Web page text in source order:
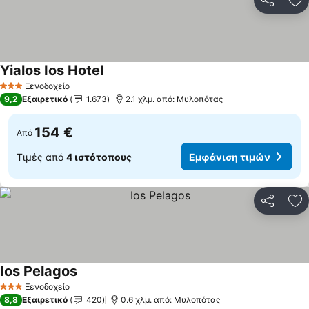
3 ΑστέριαΞενοδοχείο
Yialos Ios HotelΕμφάνιση τιμών
9,2 Εξαιρετικό 1.673 2.1 χλμ. από: Μυλοπότας
Από 154 €
Τιμές από 4 ιστότοπους Εμφάνιση τιμών
3 ΑστέριαΞενοδοχείο
Ios PelagosΕμφάνιση τιμών
8,8 Εξαιρετικό 420 0.6 χλμ. από: Μυλοπότας